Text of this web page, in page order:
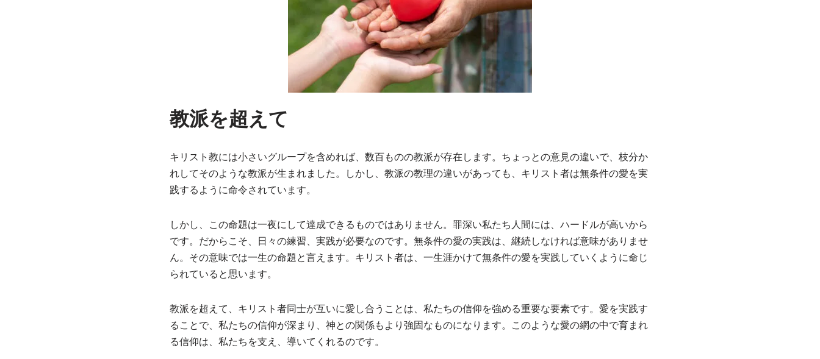
教派を超えて
キリスト教には小さいグループを含めれば、数百ものの教派が存在します。ちょっとの意見の違いで、枝分か
れしてそのような教派が生まれました。しかし、教派の教理の違いがあっても、キリスト者は無条件の愛を実
践するように命令されています。
しかし、この命題は一夜にして達成できるものではありません。罪深い私たち人間には、ハードルが高いから
です。だからこそ、日々の練習、実践が必要なのです。無条件の愛の実践は、継続しなければ意味がありませ
ん。その意味では一生の命題と言えます。キリスト者は、一生涯かけて無条件の愛を実践していくように命じ
られていると思います。
教派を超えて、キリスト者同士が互いに愛し合うことは、私たちの信仰を強める重要な要素です。愛を実践す
ることで、私たちの信仰が深まり、神との関係もより強固なものになります。このような愛の網の中で育まれ
る信仰は、私たちを支え、導いてくれるのです。